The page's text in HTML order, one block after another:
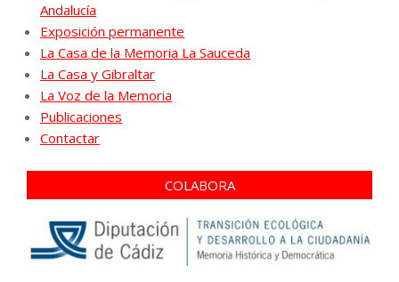
Andalucía
Exposición permanente
La Casa de la Memoria La Sauceda
La Casa y Gibraltar
La Voz de la Memoria
Publicaciones
Contactar
COLABORA